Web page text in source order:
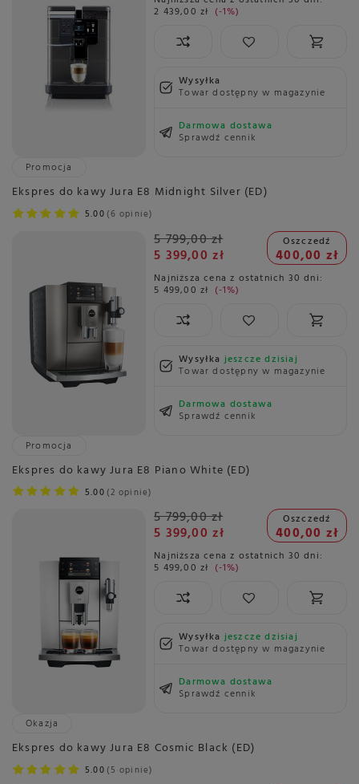
2 439,00 zł -1%
Wysyłka
Towar dostępny w magazynie
Darmowa dostawa
Sprawdź cennik
Promocja
Ekspres do kawy Jura E8 Midnight Silver (ED)
5.00 6 opinie
5 799,00 zł
5 399,00 zł
Oszczedź
400,00 zł
Najniższa cena z ostatnich 30 dni:
5 499,00 zł -1%
Wysyłkajeszcze dzisiaj
Towar dostępny w magazynie
Darmowa dostawa
Sprawdź cennik
Promocja
Ekspres do kawy Jura E8 Piano White (ED)
5.00 2 opinie
5 799,00 zł
5 399,00 zł
Oszczedź
400,00 zł
Najniższa cena z ostatnich 30 dni:
5 499,00 zł -1%
Wysyłkajeszcze dzisiaj
Towar dostępny w magazynie
Darmowa dostawa
Sprawdź cennik
Okazja
Ekspres do kawy Jura E8 Cosmic Black (ED)
5.00 5 opinie